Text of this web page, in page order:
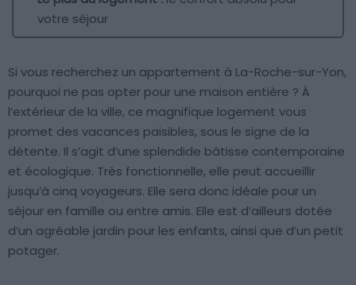
votre séjour
Si vous recherchez un appartement à La-Roche-sur-Yon,
pourquoi ne pas opter pour une maison entière ? À
l’extérieur de la ville, ce magnifique logement vous
promet des vacances paisibles, sous le signe de la
détente. Il s’agit d’une splendide bâtisse contemporaine
et écologique. Très fonctionnelle, elle peut accueillir
jusqu’à cinq voyageurs. Elle sera donc idéale pour un
séjour en famille ou entre amis. Elle est d’ailleurs dotée
d’un agréable jardin pour les enfants, ainsi que d’un petit
potager.